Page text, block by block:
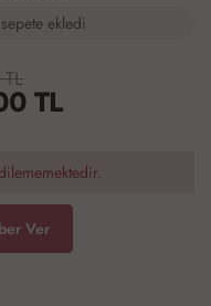
ekledi
TL
Ver